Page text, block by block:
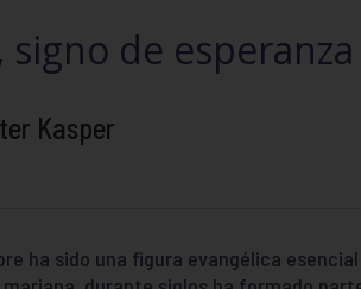
de esperanza
Kasper
ha sido una figura evangélica